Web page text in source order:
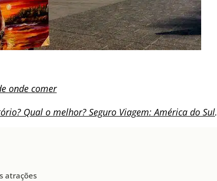
onde comer
Qual o melhor? Seguro Viagem: América do Sul.
atrações